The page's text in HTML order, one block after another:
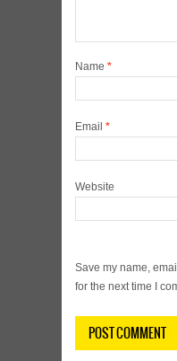
Name *
Email *
Website
Save my name,
for the next time I